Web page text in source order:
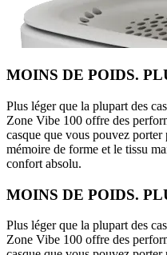
MOINS DE POIDS.
Plus léger que la plupart des
Zone Vibe 100 offre des
casque que vous pouvez porter
mémoire de forme et le tissu
confort absolu.
MOINS DE POIDS.
Plus léger que la plupart des
Zone Vibe 100 offre des